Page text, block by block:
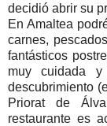
decidió abrir su
En Amaltea
carnes,
fantásticos
muy cuidada
descubrimiento
Priorat de
restaurante es